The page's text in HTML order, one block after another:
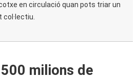
en circulació quan pots triar un
milions de